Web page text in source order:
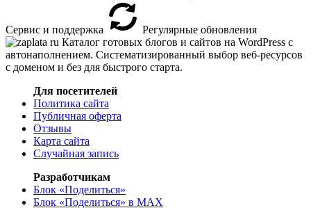
Сервис и поддержка
Регулярные обновления
Каталог готовых блогов и сайтов на WordPress с
автонаполнением. Систематизированный выбор веб-ресурсов
с доменом и без для быстрого старта.
Для посетителей
Политика сайта
Публичная оферта
Отзывы
Карта сайта
Случайная запись
Разработчикам
Блок «Поделиться»
Блок «Поделиться» в MAX